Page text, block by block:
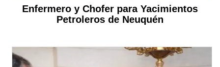
Enfermero y Chofer para Yacimientos
Petroleros de Neuquén